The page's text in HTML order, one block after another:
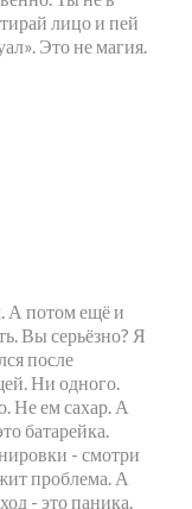
лицо и пей
Это не магия.
А потом ещё и
Вы серьёзно? Я
после
Ни одного.
Не ем сахар. А
батарейка.
- смотри
проблема. А
- это паника.